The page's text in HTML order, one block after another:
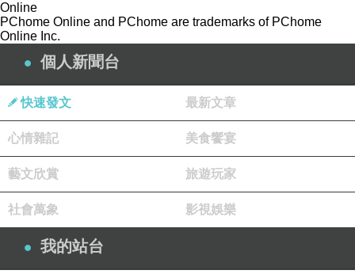
Online
PChome Online and PChome are trademarks of PChome
Online Inc.
個人新聞台
快速發文 最新文章
心情雜記 美食饗宴
藝文欣賞 旅遊玩家
社會萬象 影視娛樂
我的站台